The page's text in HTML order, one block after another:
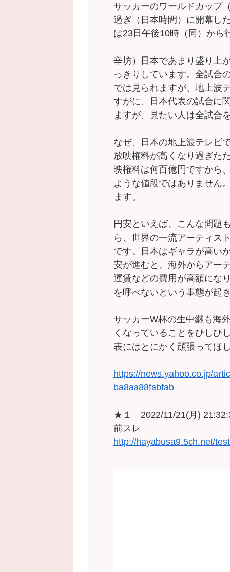
サッカーのワールドカップ
過ぎ（日本時間）に開幕し
は23日午後10時（同）から
辛坊）日本であまり盛り上
っきりしています。全試合
では見られますが、地上波
すがに、日本代表の試合に
ますが、見たい人は全試合
なぜ、日本の地上波テレビ
放映権料が高くなり過ぎた
映権料は何百億円ですから
ような値段ではありません
ます。
円安といえば、こんな問題
ら、世界の一流アーティス
です。日本はギャラが高い
安が進むと、海外からアー
運賃などの費用が高額にな
を呼べないという事態が起
サッカーW杯の生中継も海
くなっていることをひしひ
表にはとにかく頑張ってほ
https://news.yahoo.co.jp/
ba8aa88fabfab
★１ 2022/11/21(月)
前スレ
http://hayabusa9.5ch.net/